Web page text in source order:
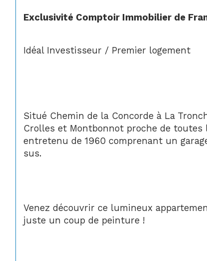
Exclusivité Comptoir Immobilier de
Idéal Investisseur / Premier logement
Situé Chemin de la Concorde à La
Crolles et Montbonnot proche de toutes
entretenu de 1960 comprenant un
sus.
Venez découvrir ce lumineux
juste un coup de peinture !